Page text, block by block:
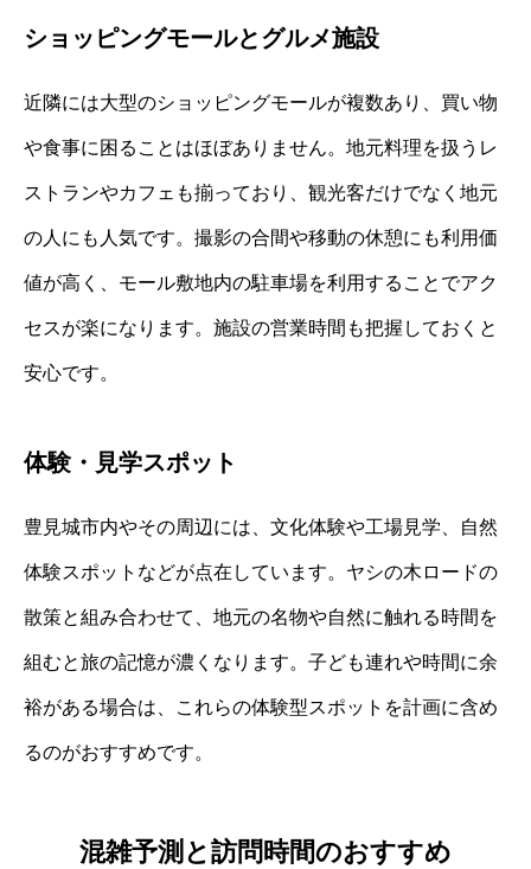
ショッピングモールとグルメ施設
近隣には大型のショッピングモールが複数あり、買い物
や食事に困ることはほぼありません。地元料理を扱うレ
ストランやカフェも揃っており、観光客だけでなく地元
の人にも人気です。撮影の合間や移動の休憩にも利用価
値が高く、モール敷地内の駐車場を利用することでアク
セスが楽になります。施設の営業時間も把握しておくと
安心です。
体験・見学スポット
豊見城市内やその周辺には、文化体験や工場見学、自然
体験スポットなどが点在しています。ヤシの木ロードの
散策と組み合わせて、地元の名物や自然に触れる時間を
組むと旅の記憶が濃くなります。子ども連れや時間に余
裕がある場合は、これらの体験型スポットを計画に含め
るのがおすすめです。
混雑予測と訪問時間のおすすめ